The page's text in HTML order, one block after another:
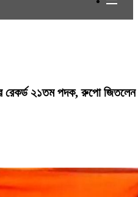
রেকর্ড ২১তম পদক, রুপো জিতলেন